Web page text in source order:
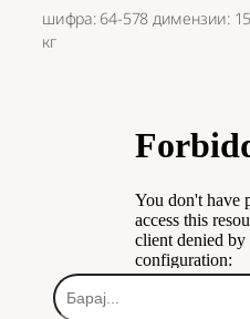
шифра: 64-578 димензии:
кг
Б
а